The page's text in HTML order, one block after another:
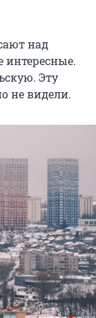
над
Эту
не видели.